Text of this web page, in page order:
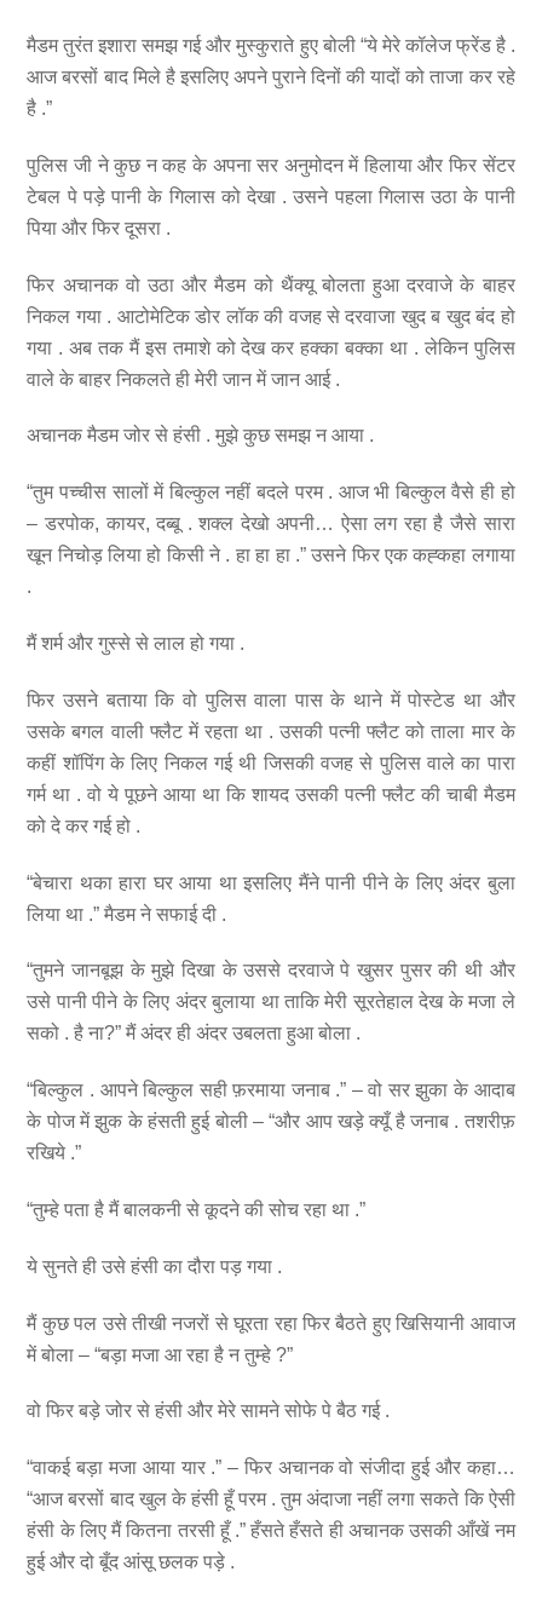
मैडम तुरंत इशारा समझ गई और मुस्कुराते हुए बोली “ये मेरे कॉलेज फ्रेंड है .
आज बरसों बाद मिले है इसलिए अपने पुराने दिनों की यादों को ताजा कर रहे
है .”
पुलिस जी ने कुछ न कह के अपना सर अनुमोदन में हिलाया और फिर सेंटर
टेबल पे पड़े पानी के गिलास को देखा . उसने पहला गिलास उठा के पानी
पिया और फिर दूसरा .
फिर अचानक वो उठा और मैडम को थैंक्यू बोलता हुआ दरवाजे के बाहर
निकल गया . आटोमेटिक डोर लॉक की वजह से दरवाजा खुद ब खुद बंद हो
गया . अब तक मैं इस तमाशे को देख कर हक्का बक्का था . लेकिन पुलिस
वाले के बाहर निकलते ही मेरी जान में जान आई .
अचानक मैडम जोर से हंसी . मुझे कुछ समझ न आया .
“तुम पच्चीस सालों में बिल्कुल नहीं बदले परम . आज भी बिल्कुल वैसे ही हो
– डरपोक, कायर, दब्बू . शक्ल देखो अपनी… ऐसा लग रहा है जैसे सारा
खून निचोड़ लिया हो किसी ने . हा हा हा .” उसने फिर एक कह्कहा लगाया
.
मैं शर्म और गुस्से से लाल हो गया .
फिर उसने बताया कि वो पुलिस वाला पास के थाने में पोस्टेड था और
उसके बगल वाली फ्लैट में रहता था . उसकी पत्नी फ्लैट को ताला मार के
कहीं शॉपिंग के लिए निकल गई थी जिसकी वजह से पुलिस वाले का पारा
गर्म था . वो ये पूछने आया था कि शायद उसकी पत्नी फ्लैट की चाबी मैडम
को दे कर गई हो .
“बेचारा थका हारा घर आया था इसलिए मैंने पानी पीने के लिए अंदर बुला
लिया था .” मैडम ने सफाई दी .
“तुमने जानबूझ के मुझे दिखा के उससे दरवाजे पे खुसर पुसर की थी और
उसे पानी पीने के लिए अंदर बुलाया था ताकि मेरी सूरतेहाल देख के मजा ले
सको . है ना?” मैं अंदर ही अंदर उबलता हुआ बोला .
“बिल्कुल . आपने बिल्कुल सही फ़रमाया जनाब .” – वो सर झुका के आदाब
के पोज में झुक के हंसती हुई बोली – “और आप खड़े क्यूँ है जनाब . तशरीफ़
रखिये .”
“तुम्हे पता है मैं बालकनी से कूदने की सोच रहा था .”
ये सुनते ही उसे हंसी का दौरा पड़ गया .
मैं कुछ पल उसे तीखी नजरों से घूरता रहा फिर बैठते हुए खिसियानी आवाज
में बोला – “बड़ा मजा आ रहा है न तुम्हे ?”
वो फिर बड़े जोर से हंसी और मेरे सामने सोफे पे बैठ गई .
“वाकई बड़ा मजा आया यार .” – फिर अचानक वो संजीदा हुई और कहा…
“आज बरसों बाद खुल के हंसी हूँ परम . तुम अंदाजा नहीं लगा सकते कि ऐसी
हंसी के लिए मैं कितना तरसी हूँ .” हँसते हँसते ही अचानक उसकी आँखें नम
हुई और दो बूँद आंसू छलक पड़े .